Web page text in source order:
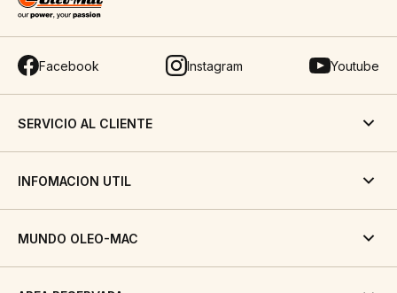
Facebook Instagram Youtube
SERVICIO AL CLIENTE
INFOMACION UTIL
MUNDO OLEO-MAC